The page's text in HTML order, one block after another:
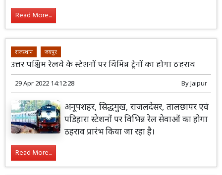
Read More...
राजस्थान जयपुर
उत्तर पश्चिम रेलवे के स्टेशनों पर विभिन्न ट्रेनों का होगा ठहराव
29 Apr 2022 14:12:28 ByJaipur
अनूपशहर, सिद्धमुख, राजलदेसर, तालछापर एवं
पडिहारा स्टेशनों पर विभिन्न रेल सेवाओं का होगा
ठहराव प्रारंभ किया जा रहा है।
Read More...